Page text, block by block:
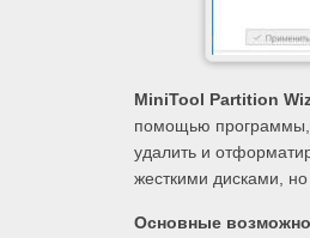
MiniTool Partition
помощью программы,
удалить и
жесткими дисками,
Основные